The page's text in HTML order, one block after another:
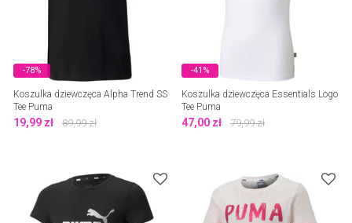
-78%
Koszulka dziewczęca Alpha Trend SS
Tee Puma
19,99 zł 89,99zł
-41%
Koszulka dziewczęca Essentials Logo
Tee Puma
47,00 zł 79,99zł